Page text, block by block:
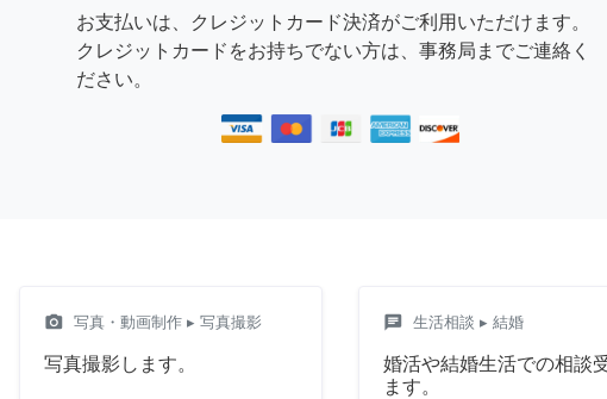
お支払いは、クレジットカード決済がご利用いただけます。
クレジットカードをお持ちでない方は、事務局までご連絡く
ださい。
camera_alt 写真・動画制作 ▸ 写真撮影
写真撮影します。
chat 生活相談 ▸ 結婚
婚活や結婚生活での相談
ます。